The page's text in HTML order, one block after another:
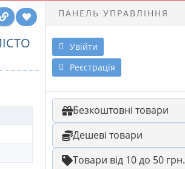
ПАНЕЛЬ УПРАВЛІННЯ
Увійти
Реєстрація
Безкоштовні товари
Дешеві товари
Товари від 10 до 50 грн.